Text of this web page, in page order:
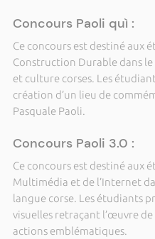
Concours Paoli quì :
Ce concours est destiné aux
Construction Durable dans
et culture corses. Les
création d’un lieu de
Pasquale Paoli.
Concours Paoli 3.0 :
Ce concours est destiné aux
Multimédia et de l’Internet
langue corse. Les étudiants
visuelles retraçant l’œuvre de
actions emblématiques.